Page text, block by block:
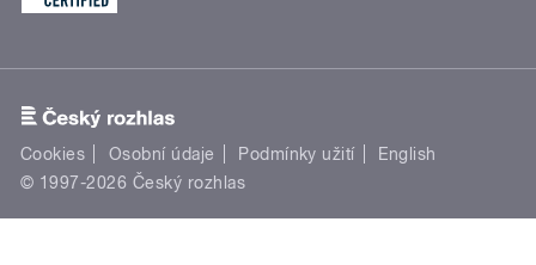
Cookies Osobní údaje Podmínky užití
English
© 1997-2026 Český rozhlas